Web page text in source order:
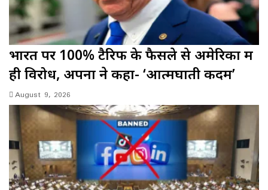
भारत पर 100% टैरिफ के फैसले से अमेरिका में
ही विरोध, अपनों ने कहा- ‘आत्मघाती कदम’
August 9, 2026